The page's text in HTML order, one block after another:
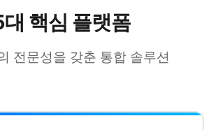
핵심 플랫폼
전문성을 갖춘 통합 솔루션